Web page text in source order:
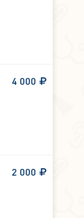
4 000
2 000